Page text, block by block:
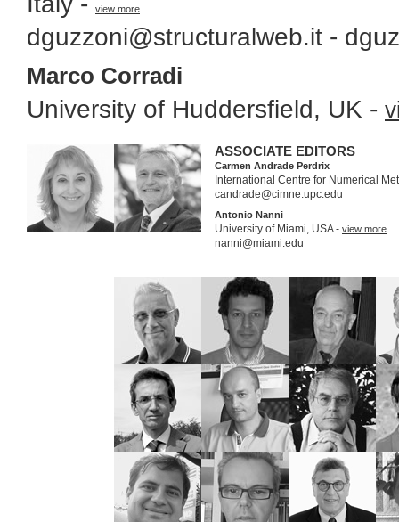
view more
dguzzoni@structuralweb.it -
Marco Corradi
University of Huddersfield, UK -
ASSOCIATE EDITORS
Carmen Andrade Perdrix
International Centre for Numerical
candrade@cimne.upc.edu
Antonio Nanni
University of Miami, USA - view more
nanni@miami.edu